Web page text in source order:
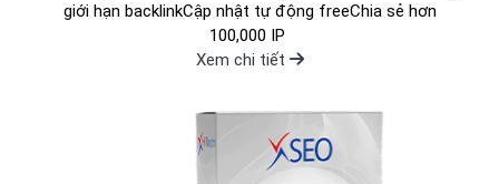
giới hạn backlinkCập nhật tự động freeChia sẻ hơn
100,000 IP
Xem chi tiết